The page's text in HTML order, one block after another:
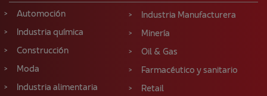
Automoción
Industria química
Construcción
Moda
Industria alimentaria
Industria Manufacturera
Minería
Oil & Gas
Farmacéutico y sanitario
Retail